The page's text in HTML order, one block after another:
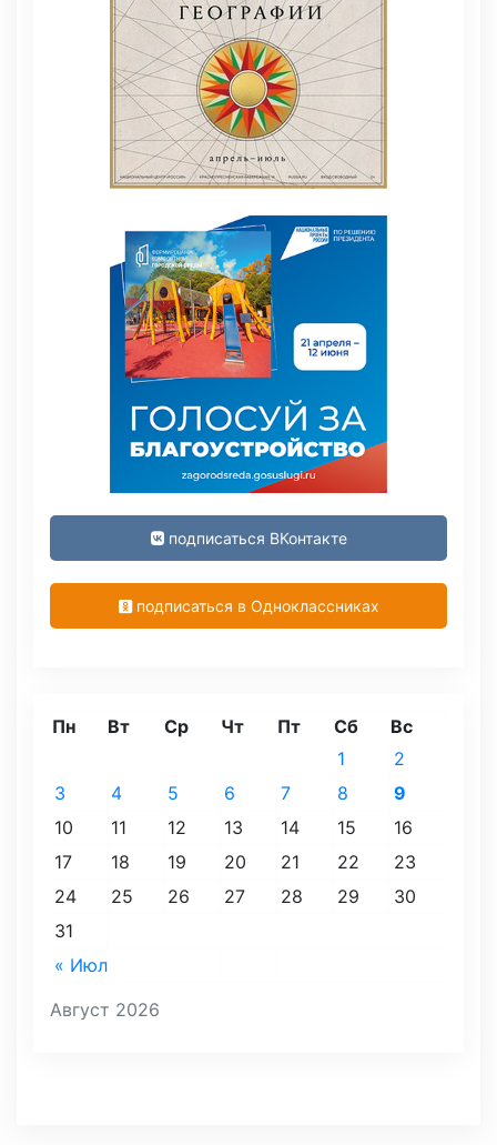
подписаться ВКонтакте
подписаться в Одноклассниках
Август 2026
Пн Вт Ср Чт Пт Сб Вс
« Июл
1
2
3
4 5 6 7 8
9
10
11 12 13 14 15
16
17
18 19 20 21 22
23
24
25 26 27 28 29
30
31